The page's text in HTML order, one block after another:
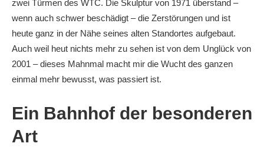
zwei Türmen des WTC. Die Skulptur von 1971 überstand –
wenn auch schwer beschädigt – die Zerstörungen und ist
heute ganz in der Nähe seines alten Standortes aufgebaut.
Auch weil heut nichts mehr zu sehen ist von dem Unglück von
2001 – dieses Mahnmal macht mir die Wucht des ganzen
einmal mehr bewusst, was passiert ist.
Ein Bahnhof der besonderen
Art